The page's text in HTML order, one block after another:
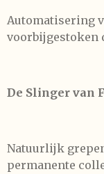
Automatisering
voorbijgestoken
De Slinger van
Natuurlijk
permanente